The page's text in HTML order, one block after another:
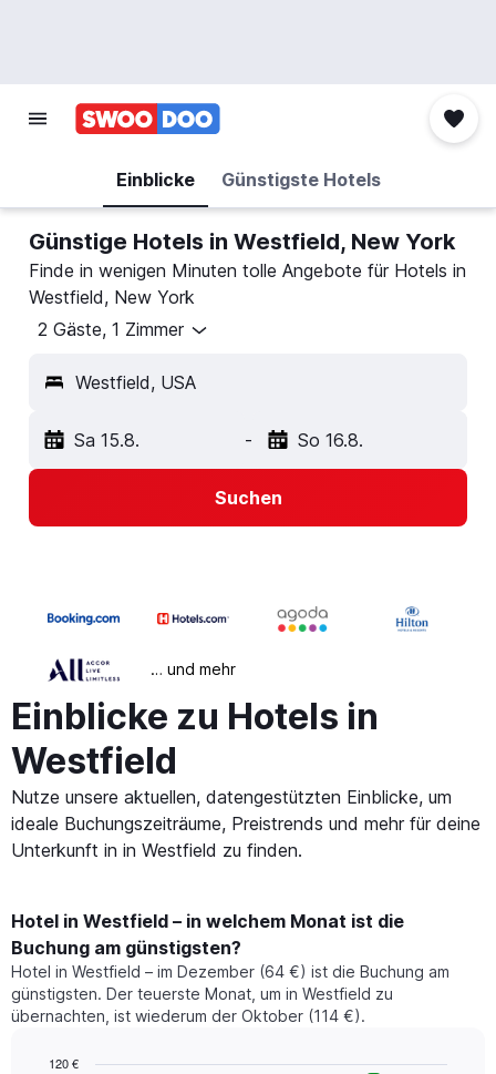
Einblicke Günstigste Hotels
Günstige Hotels in Westfield, New York
Finde in wenigen Minuten tolle Angebote für Hotels in
Westfield, New York
2 Gäste, 1 Zimmer
Westfield, USA
Sa 15.8. - So 16.8.
Suchen
… und mehr
Einblicke zu Hotels in
Westfield
Nutze unsere aktuellen, datengestützten Einblicke, um
ideale Buchungszeiträume, Preistrends und mehr für deine
Unterkunft in in Westfield zu finden.
Hotel in Westfield – in welchem Monat ist die
Buchung am günstigsten?
Hotel in Westfield – im Dezember (64 €) ist die Buchung am
günstigsten. Der teuerste Monat, um in Westfield zu
übernachten, ist wiederum der Oktober (114 €).
120 €